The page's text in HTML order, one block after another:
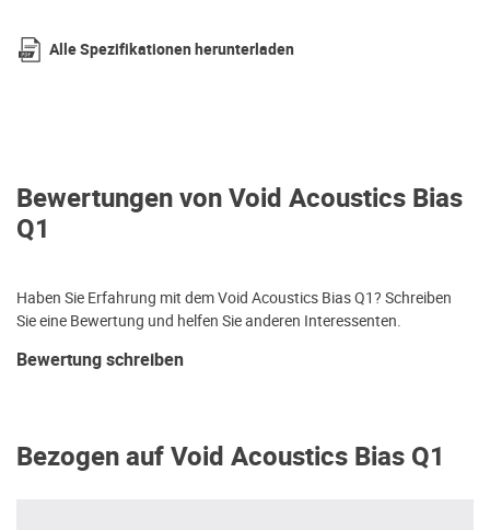
Alle Spezifikationen herunterladen
Bewertungen von Void Acoustics Bias
Q1
Haben Sie Erfahrung mit dem Void Acoustics Bias Q1? Schreiben
Sie eine Bewertung und helfen Sie anderen Interessenten.
Bewertung schreiben
Bezogen auf Void Acoustics Bias Q1